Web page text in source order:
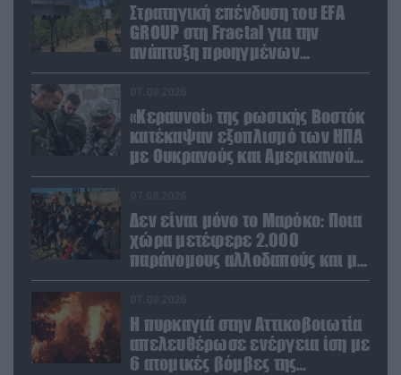
Στρατηγική επένδυση του EFA
GROUP στη Fractal για την
ανάπτυξη προηγμένων
αμυντικών τεχνολογιών σε
«Κεραυνοί» της ρωσικής Βοστόκ
κατέκαψαν εξοπλισμό των ΗΠΑ
με Ουκρανούς και Αμερικανούς
μισθοφόρους – Δείτε βίντεο
Δεν είναι μόνο το Μαρόκο: Ποια
χώρα μετέφερε 2.000
παράνομους αλλοδαπούς και με
ναρκωτικά στην Ισπανία
Η πυρκαγιά στην Αττικοβοιωτία
απελευθέρωσε ενέργεια ίση με
6 ατομικές βόμβες της